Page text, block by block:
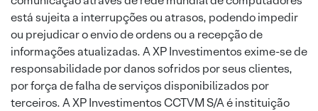
está sujeita a interrupções ou atrasos, podendo impedir
ou prejudicar o envio de ordens ou a recepção de
informações atualizadas. A XP Investimentos exime-se de
responsabilidade por danos sofridos por seus clientes,
por força de falha de serviços disponibilizados por
terceiros. A XP Investimentos CCTVM S/A é instituição